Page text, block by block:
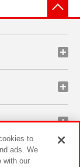
to
ads. We
with our